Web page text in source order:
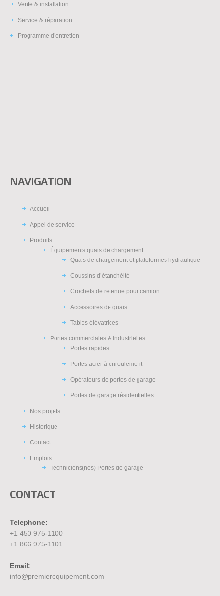
Vente & installation
Service & réparation
Programme d’entretien
NAVIGATION
Accueil
Appel de service
Produits
Équipements quais de chargement
Quais de chargement et plateformes hydraulique
Coussins d’étanchéité
Crochets de retenue pour camion
Accessoires de quais
Tables élévatrices
Portes commerciales & industrielles
Portes rapides
Portes acier à enroulement
Opérateurs de portes de garage
Portes de garage résidentielles
Nos projets
Historique
Contact
Emplois
Techniciens(nes) Portes de garage
CONTACT
Telephone:
+1 450 975-1100
+1 866 975-1101
Email:
info@premierequipement.com